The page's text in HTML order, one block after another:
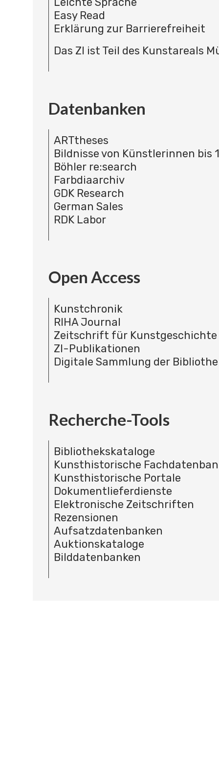
Easy Read
Erklärung zur Barrierefreiheit
Das ZI ist Teil des Kunstareals
Datenbanken
ARTtheses
Bildnisse von Künstlerinnen bis
Böhler re:search
Farbdiaarchiv
GDK Research
German Sales
RDK Labor
Open Access
Kunstchronik
RIHA Journal
Zeitschrift für Kunstgeschichte
ZI-Publikationen
Digitale Sammlung der
Recherche-Tools
Bibliothekskataloge
Kunsthistorische
Kunsthistorische Portale
Dokumentlieferdienste
Elektronische Zeitschriften
Rezensionen
Aufsatzdatenbanken
Auktionskataloge
Bilddatenbanken